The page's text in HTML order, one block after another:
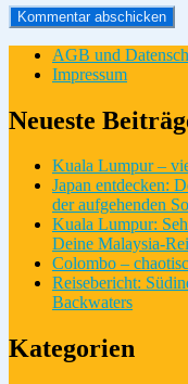
AGB und
Impressum
Neueste
Kuala Lumpur –
Japan entdecken:
der aufgehenden
Kuala Lumpur:
Deine Malaysia-
Colombo –
Reisebericht:
Backwaters
Kategorien